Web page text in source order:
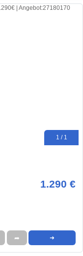
1 / 1
1.290 €
➦ ➜